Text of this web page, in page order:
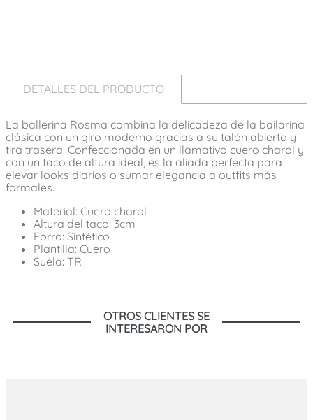
DETALLES DEL PRODUCTO
La ballerina Rosma combina la delicadeza de la bailarina
clásica con un giro moderno gracias a su talón abierto y
tira trasera. Confeccionada en un llamativo cuero charol y
con un taco de altura ideal, es la aliada perfecta para
elevar looks diarios o sumar elegancia a outfits más
formales.
Material: Cuero charol
Altura del taco: 3cm
Forro: Sintético
Plantilla: Cuero
Suela: TR
OTROS CLIENTES SE
INTERESARON POR